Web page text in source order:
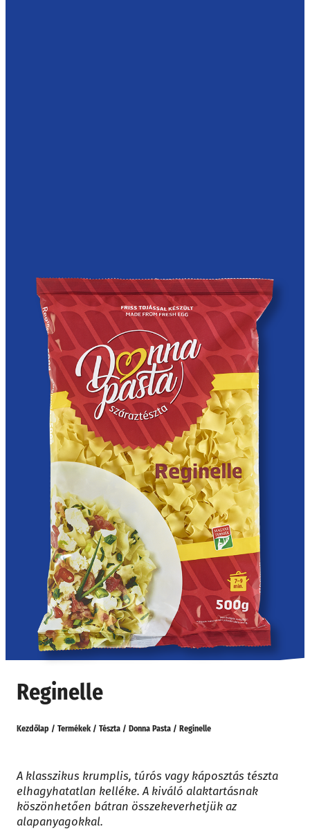
Reginelle
Kezdőlap / Termékek / Tészta / Donna Pasta / Reginelle
A klasszikus krumplis, túrós vagy káposztás tészta
elhagyhatatlan kelléke. A kiváló alaktartásnak
köszönhetően bátran összekeverhetjük az
alapanyagokkal.